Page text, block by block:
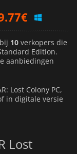
€
€
10 verkopers die
Edition.
aanbiedingen
Lost Colony PC,
in digitale versie
Lost